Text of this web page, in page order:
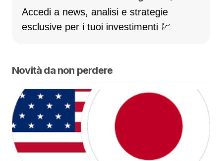
Accedi a news, analisi e strategie
esclusive per i tuoi investimenti 💹
Novità da non perdere